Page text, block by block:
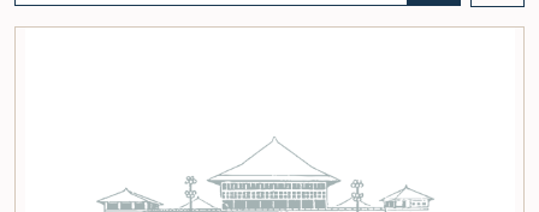
செயலமர்வு தொடர் ஏற்பாடு செய்யப்படுகின்றது. இதில் ஒன்றியத்தின் உறுப்பினர்கள் மற்றும் கம்பஹா
மாவட்டத்தை பிரதிநிதித்துவப்படுத்தும் பாராளுமன்ற உறுப்பினர்களும் பங்கேற்கவிருக்கின்றனர்.இந்த
இச்செயலமர்வு தொடருக்கான அபிவிருத்தி பங்காளராக அனுசரணை வழங்கும் CII (Coalition for
Inclusive Impact) நிறுவனத்தின் பிரதிநிதிகளும் கலந்துகொண்டனர்.இந்த செயலமர்வில் பங்கேற்க
விரும்பும் கம்பஹா மாவட்டத்தைச் சேர்ந்த 18 – 35 வயதுக்குட்பட்ட இளைஞர், யுவதிகள் இங்கே
தரப்பட்டுள்ள https://forms.gle/aVp5UzhLbtPSmVap8 இணைப்பின் ஊடாக உரிய விண்ணப்பப்